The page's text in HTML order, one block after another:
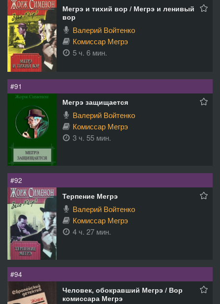
Мегрэ и тихий вор / Мегрэ и ленивый
вор
Валерий Войтенко
Комиссар Мегрэ
5 ч. 6 мин.
#91
Мегрэ защищается
Валерий Войтенко
Комиссар Мегрэ
3 ч. 55 мин.
#92
Терпение Мегрэ
Валерий Войтенко
Комиссар Мегрэ
4 ч. 27 мин.
#94
Человек, обокравший Мегрэ / Вор
комиссара Мегрэ